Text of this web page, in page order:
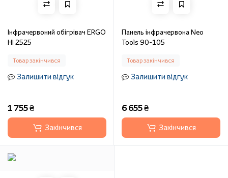
Інфрачервоний обігрівач ERGO
HI 2525
Товар закінчився
Залишити відгук
1 755 ₴
Закінчився
Панель інфрачервона Neo
Tools 90-105
Товар закінчився
Залишити відгук
6 655 ₴
Закінчився